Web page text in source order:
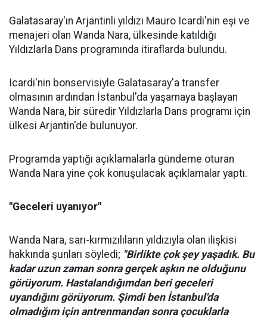
Galatasaray'ın Arjantinli yıldızı Mauro Icardi'nin eşi ve
menajeri olan Wanda Nara, ülkesinde katıldığı
Yıldızlarla Dans programında itiraflarda bulundu.
Icardi'nin bonservisiyle Galatasaray'a transfer
olmasının ardından İstanbul'da yaşamaya başlayan
Wanda Nara, bir süredir Yıldızlarla Dans programı için
ülkesi Arjantin'de bulunuyor.
Programda yaptığı açıklamalarla gündeme oturan
Wanda Nara yine çok konuşulacak açıklamalar yaptı.
"Geceleri uyanıyor"
Wanda Nara, sarı-kırmızılıların yıldızıyla olan ilişkisi
hakkında şunları söyledi; "Birlikte çok şey yaşadık. Bu
kadar uzun zaman sonra gerçek aşkın ne olduğunu
görüyorum. Hastalandığımdan beri geceleri
uyandığını görüyorum. Şimdi ben İstanbul'da
olmadığım için antrenmandan sonra çocuklarla